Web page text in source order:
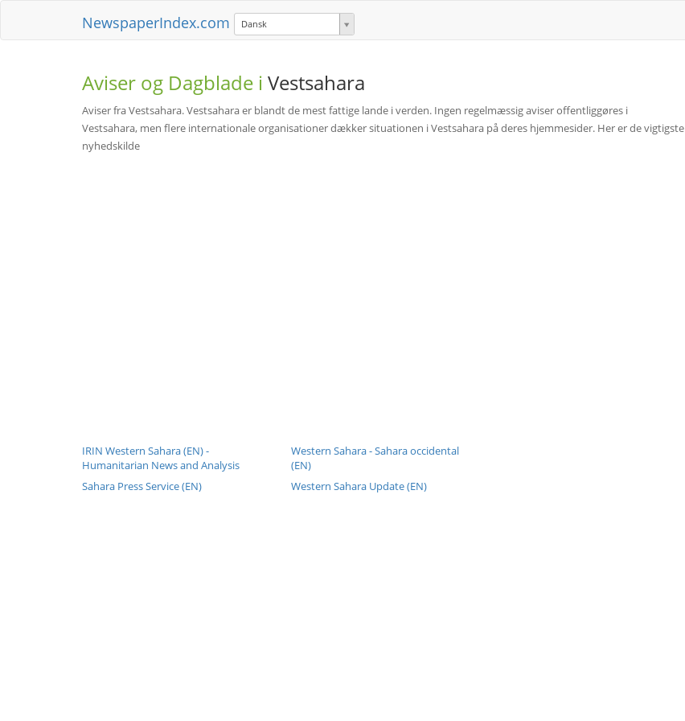
NewspaperIndex.com Dansk
Aviser og Dagblade i Vestsahara
Aviser fra Vestsahara. Vestsahara er blandt de mest fattige lande i verden. Ingen regelmæssig aviser offentliggøres i
Vestsahara, men flere internationale organisationer dækker situationen i Vestsahara på deres hjemmesider. Her er de vigtigste
nyhedskilde
IRIN Western Sahara (EN) -
Humanitarian News and Analysis
Sahara Press Service (EN)
Western Sahara - Sahara occidental
(EN)
Western Sahara Update (EN)